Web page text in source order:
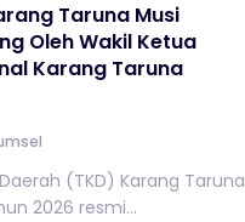
Taruna Musi
Oleh Wakil Ketua
Karang Taruna
(TKD) Karang Taruna
2026 resmi...